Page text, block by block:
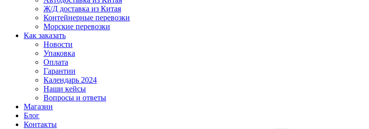
Ж/Д доставка из Китая
Контейнерные перевозки
Морские перевозки
Как заказать
Новости
Упаковка
Оплата
Гарантии
Календарь 2024
Наши кейсы
Вопросы и ответы
Магазин
Блог
Контакты